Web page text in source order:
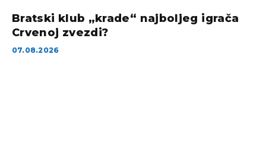
Bratski klub „krade“ najboljeg igrača
Crvenoj zvezdi?
07.08.2026